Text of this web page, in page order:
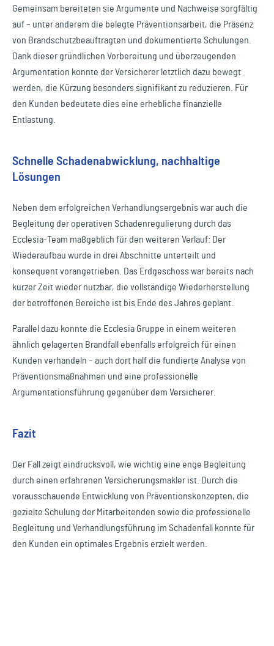
Gemeinsam bereiteten sie Argumente und Nachweise sorgfältig
auf – unter anderem die belegte Präventionsarbeit, die Präsenz
von Brandschutzbeauftragten und dokumentierte Schulungen.
Dank dieser gründlichen Vorbereitung und überzeugenden
Argumentation konnte der Versicherer letztlich dazu bewegt
werden, die Kürzung besonders signifikant zu reduzieren. Für
den Kunden bedeutete dies eine erhebliche finanzielle
Entlastung.
Schnelle Schadenabwicklung, nachhaltige
Lösungen
Neben dem erfolgreichen Verhandlungsergebnis war auch die
Begleitung der operativen Schadenregulierung durch das
Ecclesia-Team maßgeblich für den weiteren Verlauf: Der
Wiederaufbau wurde in drei Abschnitte unterteilt und
konsequent vorangetrieben. Das Erdgeschoss war bereits nach
kurzer Zeit wieder nutzbar, die vollständige Wiederherstellung
der betroffenen Bereiche ist bis Ende des Jahres geplant.
Parallel dazu konnte die Ecclesia Gruppe in einem weiteren
ähnlich gelagerten Brandfall ebenfalls erfolgreich für einen
Kunden verhandeln – auch dort half die fundierte Analyse von
Präventionsmaßnahmen und eine professionelle
Argumentationsführung gegenüber dem Versicherer.
Fazit
Der Fall zeigt eindrucksvoll, wie wichtig eine enge Begleitung
durch einen erfahrenen Versicherungsmakler ist. Durch die
vorausschauende Entwicklung von Präventionskonzepten, die
gezielte Schulung der Mitarbeitenden sowie die professionelle
Begleitung und Verhandlungsführung im Schadenfall konnte für
den Kunden ein optimales Ergebnis erzielt werden.